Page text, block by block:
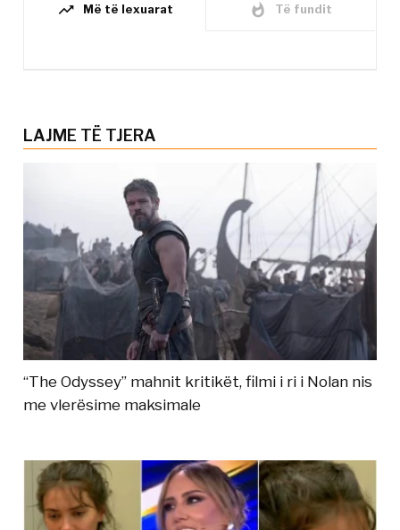
trending_up Më të lexuarat whatshot Të fundit
LAJME TË TJERA
“The Odyssey” mahnit kritikët, filmi i ri i Nolan nis
me vlerësime maksimale